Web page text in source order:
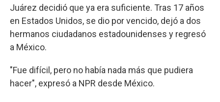
Juárez decidió que ya era suficiente. Tras 17 años
en Estados Unidos, se dio por vencido, dejó a dos
hermanos ciudadanos estadounidenses y regresó
a México.
"Fue difícil, pero no había nada más que pudiera
hacer", expresó a NPR desde México.